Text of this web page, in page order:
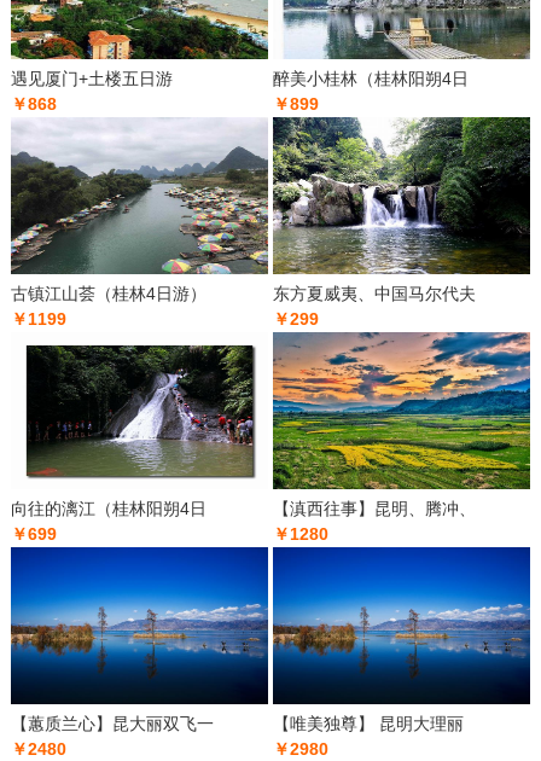
遇见厦门+土楼五日游
￥868
醉美小桂林（桂林阳朔4日
￥899
古镇江山荟（桂林4日游）
￥1199
东方夏威夷、中国马尔代夫
￥299
向往的漓江（桂林阳朔4日
￥699
【滇西往事】昆明、腾冲、
￥1280
【蕙质兰心】昆大丽双飞一
￥2480
【唯美独尊】 昆明大理丽
￥2980